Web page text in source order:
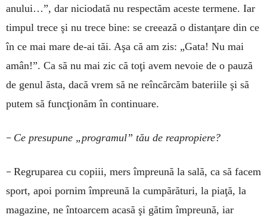
anului…”, dar niciodată nu respectăm aceste termene. Iar
timpul trece şi nu trece bine: se creează o distanţare din ce
în ce mai mare de-ai tăi. Aşa că am zis: „Gata! Nu mai
amân!”. Ca să nu mai zic că toţi avem nevoie de o pauză
de genul ăsta, dacă vrem să ne reîncărcăm bateriile şi să
putem să funcţionăm în continuare.
– Ce presupune „programul” tău de reapropiere?
– Regruparea cu copiii, mers împreună la sală, ca să facem
sport, apoi pornim împreună la cumpărături, la piaţă, la
magazine, ne întoarcem acasă şi gătim împreună, iar